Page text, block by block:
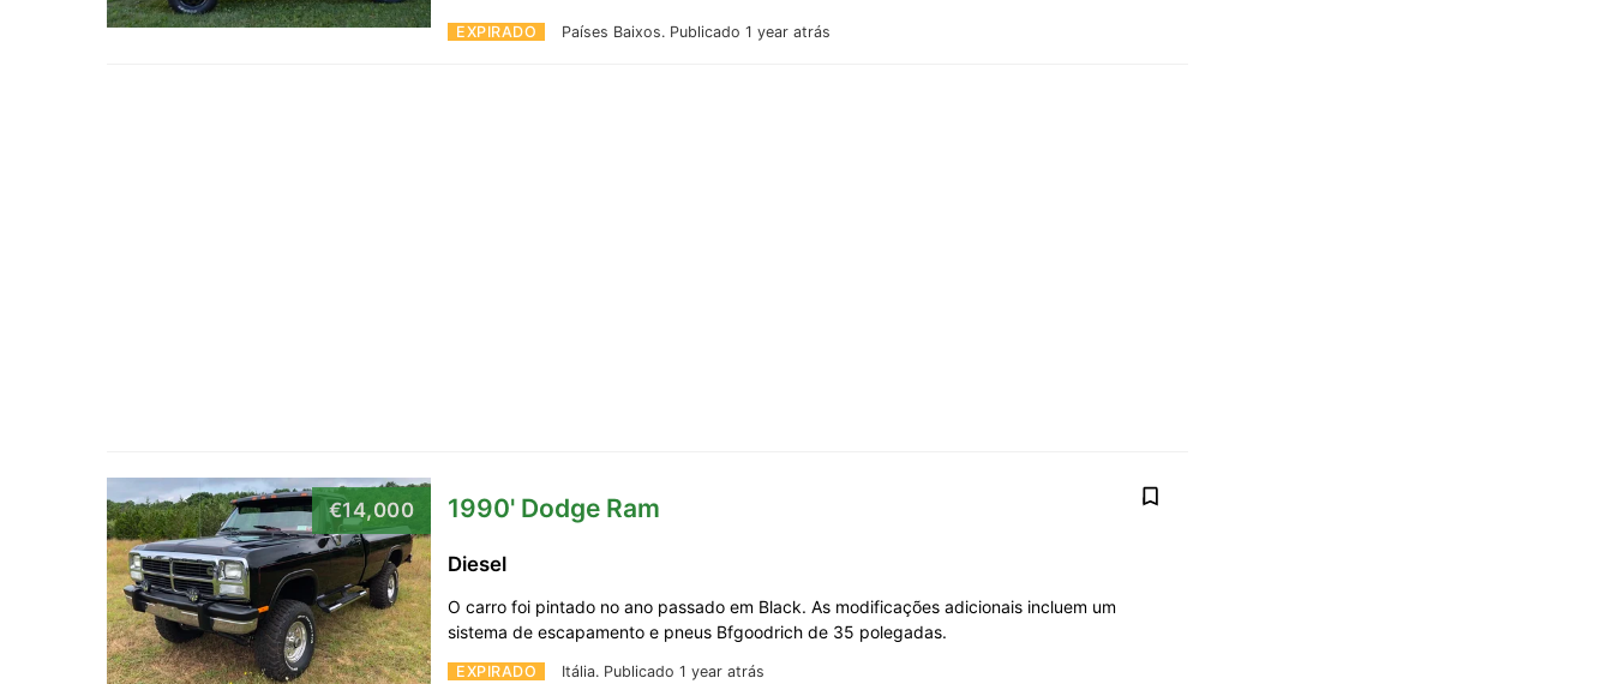
EXPIRADO Países Baixos. Publicado 1 year atrás
€14,000 1990' Dodge Ram
EXPIRADO Itália. Publicado 1 year atrás
Diesel
O carro foi pintado no ano passado em Black. As modificações adicionais incluem um
sistema de escapamento e pneus Bfgoodrich de 35 polegadas.